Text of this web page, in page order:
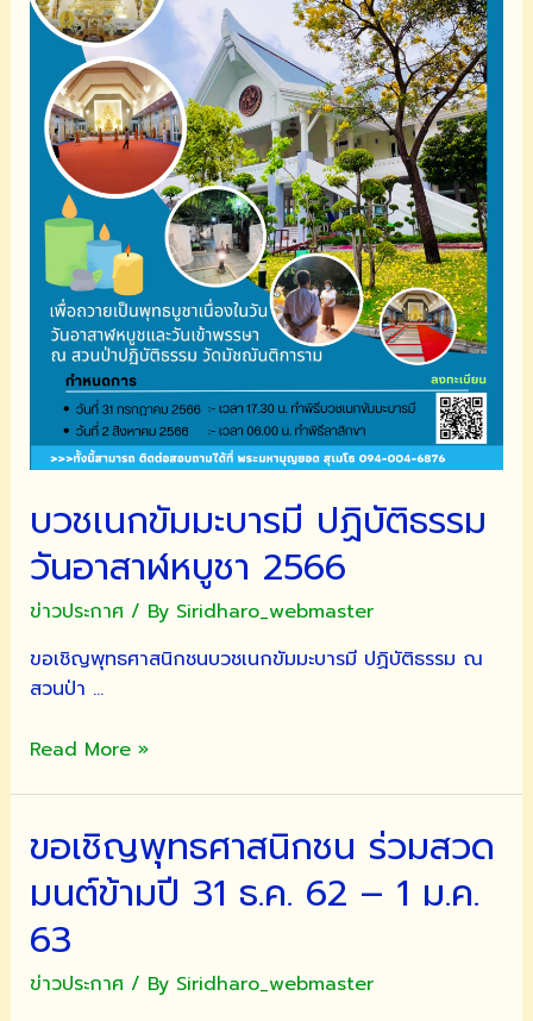
บรม
นาถ
บพิตร
บวชเนกขัมมะบารมี ปฏิบัติธรรม
วันอาสาฬหบูชา 2566
ข่าวประกาศ/ By Siridharo_webmaster
ขอเชิญพุทธศาสนิกชนบวชเนกขัมมะบารมี ปฏิบัติธรรม ณ
สวนป่า …
บวช
บารมี
ปฏิบัติ
ธรรม
วัน
อาสาฬหบูชา
2566
Read More »
ขอเชิญพุทธศาสนิกชน ร่วมสวด
มนต์ข้ามปี 31 ธ.ค. 62 – 1 ม.ค.
63
ข่าวประกาศ/ By Siridharo_webmaster